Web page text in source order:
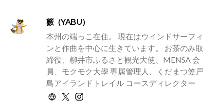
籔（YABU）
本州の端っこ在住。 現在はウインドサーフィ
ンと作曲を中心に生きています。 お茶のみ取
締役、柳井市ふるさと観光大使、MENSA 会
員、モクモク大學 専属管理人、くだまつ笠戸
島アイランドトレイル コースディレクター